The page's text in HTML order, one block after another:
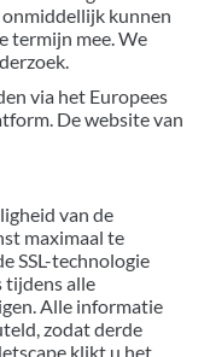
kunnen
termijn mee. We
via het Europees
De website van
van de
maximaal te
SSL-technologie
tijdens alle
Alle informatie
zodat derde
klikt u het